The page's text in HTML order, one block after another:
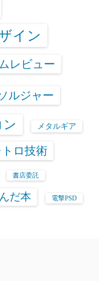
イン
レビュー
ルジャー
メタルギア
トロ技術
書店委託
だ本 電撃PSD